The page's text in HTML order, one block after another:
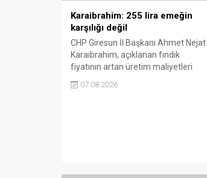
Karaibrahim: 255 lira emeğin
karşılığı değil
CHP Giresun İl Başkanı Ahmet Nejat
Karaibrahim, açıklanan fındık
fiyatının artan üretim maliyetleri
belirterek, üreticinin emeğinin
07.08.2026